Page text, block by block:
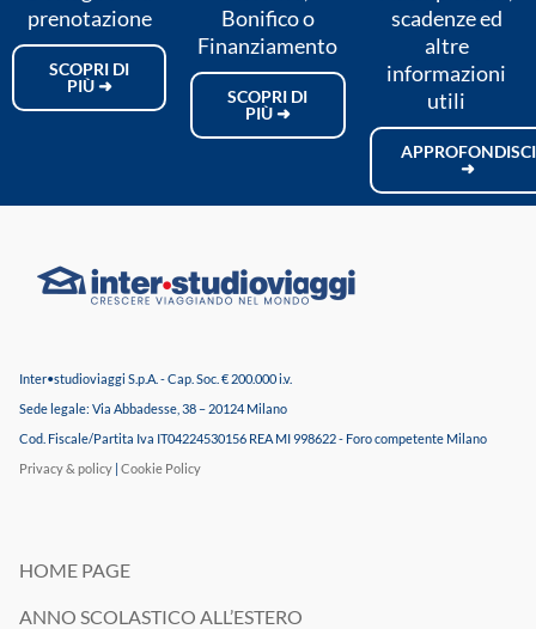
prenotazione
SCOPRI DI
PIÙ ➜
Bonifico o
Finanziamento
SCOPRI DI
PIÙ ➜
scadenze ed
altre
informazioni
utili
APPROFONDISCI
➜
Inter•studioviaggi S.p.A. - Cap. Soc. € 200.000 i.v.
Sede legale: Via Abbadesse, 38 – 20124 Milano
Cod. Fiscale/Partita Iva IT04224530156 REA MI 998622 - Foro competente Milano
Privacy & policy | Cookie Policy
HOME PAGE
ANNO SCOLASTICO ALL’ESTERO